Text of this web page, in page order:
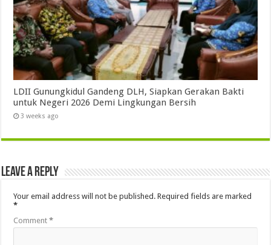
LDII Gunungkidul Gandeng DLH, Siapkan Gerakan Bakti
untuk Negeri 2026 Demi Lingkungan Bersih
3 weeks ago
Leave a Reply
Your email address will not be published. Required fields are marked
*
Comment*